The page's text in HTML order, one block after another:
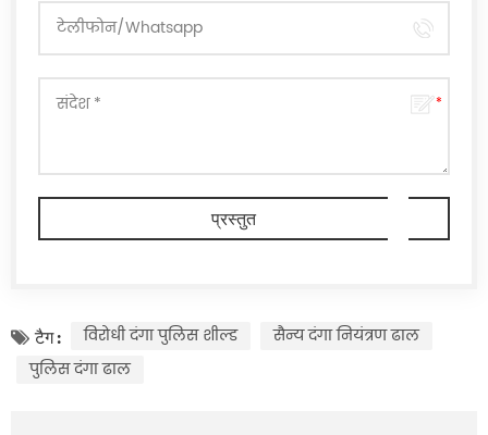
टैग : विरोधी दंगा पुलिस शील्ड
सैन्य दंगा नियंत्रण ढाल
पुलिस दंगा ढाल